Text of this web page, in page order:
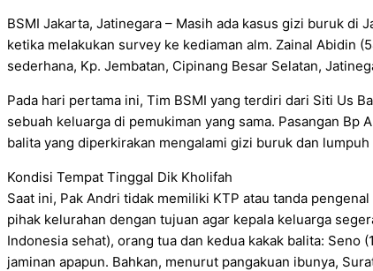
BSMI Jakarta, Jatinegara – Masih ada kasus gizi buruk di
ketika melakukan survey ke kediaman alm. Zainal Abidin
sederhana, Kp. Jembatan, Cipinang Besar Selatan,
Pada hari pertama ini, Tim BSMI yang terdiri dari Siti Us
sebuah keluarga di pemukiman yang sama. Pasangan
balita yang diperkirakan mengalami gizi buruk dan
Kondisi Tempat Tinggal Dik Kholifah
Saat ini, Pak Andri tidak memiliki KTP atau tanda
pihak kelurahan dengan tujuan agar kepala keluarga
Indonesia sehat), orang tua dan kedua kakak balita:
jaminan apapun. Bahkan, menurut pangakuan ibunya,